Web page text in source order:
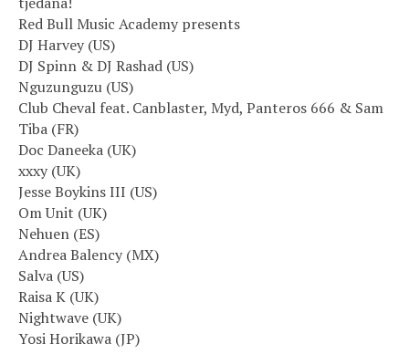
Red Bull Music Academy presents
DJ Harvey (US)
DJ Spinn & DJ Rashad (US)
Nguzunguzu (US)
Club Cheval feat. Canblaster, Myd, Panteros 666 & Sam
Tiba (FR)
Doc Daneeka (UK)
xxxy (UK)
Jesse Boykins III (US)
Om Unit (UK)
Nehuen (ES)
Andrea Balency (MX)
Salva (US)
Raisa K (UK)
Nightwave (UK)
Yosi Horikawa (JP)